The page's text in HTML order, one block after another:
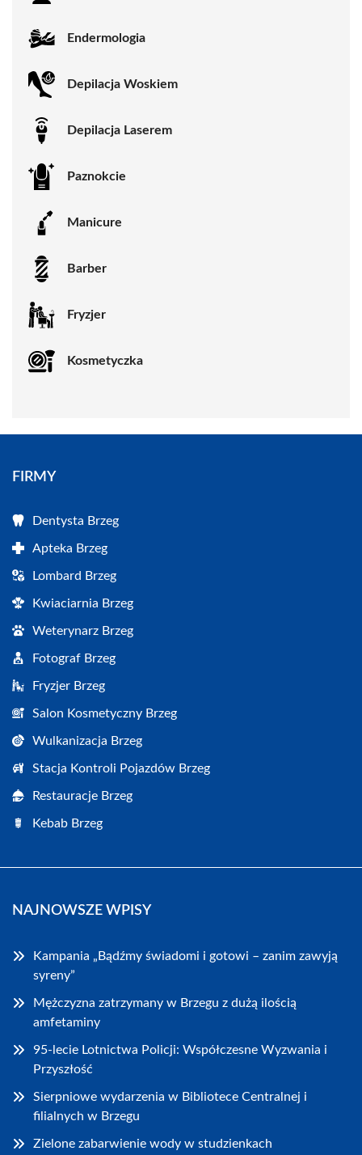
Endermologia
Depilacja Woskiem
Depilacja Laserem
Paznokcie
Manicure
Barber
Fryzjer
Kosmetyczka
FIRMY
Dentysta Brzeg
Apteka Brzeg
Lombard Brzeg
Kwiaciarnia Brzeg
Weterynarz Brzeg
Fotograf Brzeg
Fryzjer Brzeg
Salon Kosmetyczny Brzeg
Wulkanizacja Brzeg
Stacja Kontroli Pojazdów Brzeg
Restauracje Brzeg
Kebab Brzeg
NAJNOWSZE WPISY
Kampania „Bądźmy świadomi i gotowi – zanim zawyją
syreny”
Mężczyzna zatrzymany w Brzegu z dużą ilością
amfetaminy
95-lecie Lotnictwa Policji: Współczesne Wyzwania i
Przyszłość
Sierpniowe wydarzenia w Bibliotece Centralnej i
filialnych w Brzegu
Zielone zabarwienie wody w studzienkach